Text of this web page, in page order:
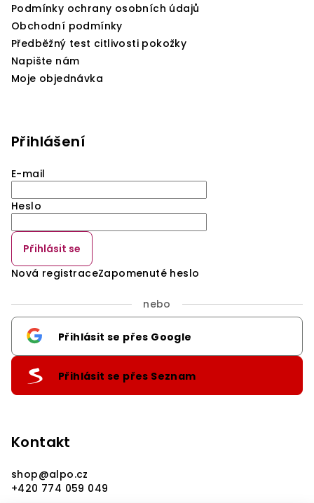
Podmínky ochrany osobních údajů
Obchodní podmínky
Předběžný test citlivosti pokožky
Napište nám
Moje objednávka
Přihlášení
E-mail
Heslo
Přihlásit se
Nová registraceZapomenuté heslo
nebo
Přihlásit se přes Google
Přihlásit se přes Seznam
Kontakt
shop@alpo.cz
+420 774 059 049